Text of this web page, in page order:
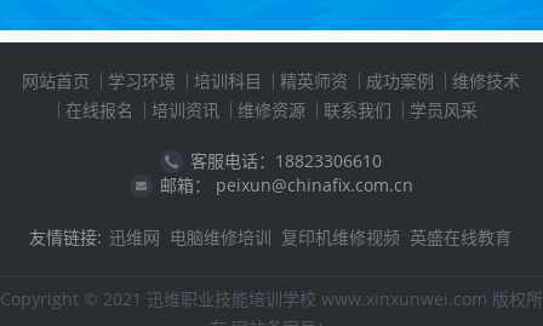
网站首页 学习环境 培训科目 精英师资 成功案例
维修技术
在线报名
培训资讯 维修资源 联系我们 学员风采
客服电话：18823306610
邮箱： peixun@chinafix.com.cn
友情链接: 迅维网 电脑维修培训 复印机维修视频 英盛在线教育
Copyright © 2021 迅维职业技能培训学校 www.xinxunwei.com 版权所